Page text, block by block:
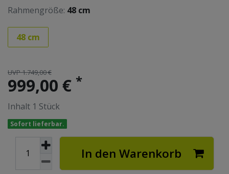
Rahmengröße: 48 cm
48 cm
UVP 1.749,00 €
999,00 € *
Inhalt 1 Stück
Sofort lieferbar.
In den Warenkorb